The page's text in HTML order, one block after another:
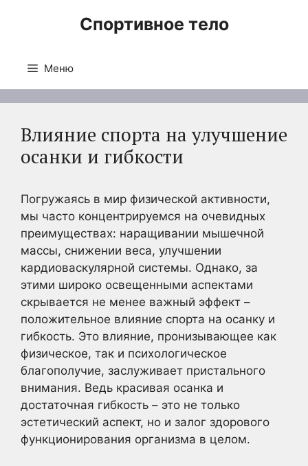
Спортивное тело
Меню
Влияние спорта на улучшение
осанки и гибкости
Погружаясь в мир физической активности,
мы часто концентрируемся на очевидных
преимуществах: наращивании мышечной
массы, снижении веса, улучшении
кардиоваскулярной системы. Однако, за
этими широко освещенными аспектами
скрывается не менее важный эффект –
положительное влияние спорта на осанку и
гибкость. Это влияние, пронизывающее как
физическое, так и психологическое
благополучие, заслуживает пристального
внимания. Ведь красивая осанка и
достаточная гибкость – это не только
эстетический аспект, но и залог здорового
функционирования организма в целом.